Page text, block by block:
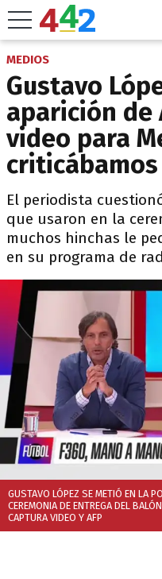
MEDIOS
Gustavo
aparición de
video para
El periodista
que usaron en la
muchos hinchas le
en su programa de
GUSTAVO LÓPEZ SE METIÓ EN LA
CEREMONIA DE ENTREGA DEL
CAPTURA VIDEO Y AFP